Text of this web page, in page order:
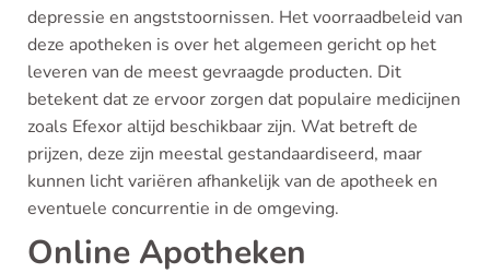
depressie en angststoornissen. Het voorraadbeleid van
deze apotheken is over het algemeen gericht op het
leveren van de meest gevraagde producten. Dit
betekent dat ze ervoor zorgen dat populaire medicijnen
zoals Efexor altijd beschikbaar zijn. Wat betreft de
prijzen, deze zijn meestal gestandaardiseerd, maar
kunnen licht variëren afhankelijk van de apotheek en
eventuele concurrentie in de omgeving.
Online Apotheken